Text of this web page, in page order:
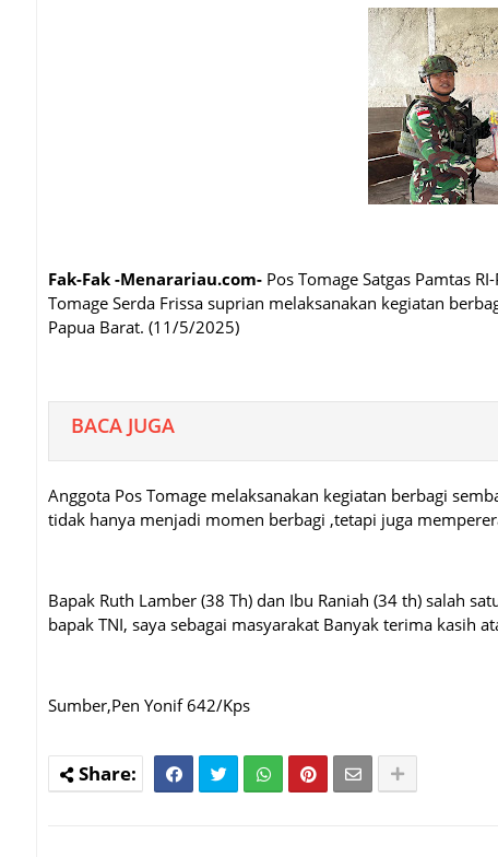
Fak-Fak -Menarariau.com- Pos Tomage Satgas Pamtas
Tomage Serda Frissa suprian melaksanakan kegiatan
Papua Barat. (11/5/2025)
BACA JUGA
Anggota Pos Tomage melaksanakan kegiatan berbagi
tidak hanya menjadi momen berbagi ,tetapi juga
Bapak Ruth Lamber (38 Th) dan Ibu Raniah (34 th) salah
bapak TNI, saya sebagai masyarakat Banyak terima kasih
Sumber,Pen Yonif 642/Kps